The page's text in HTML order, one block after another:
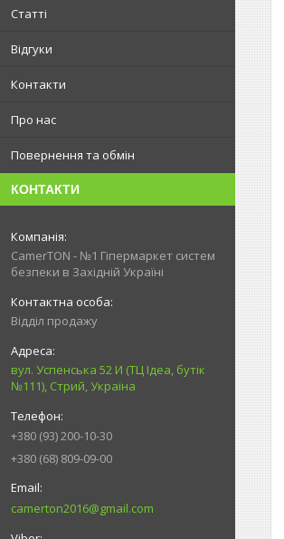
Статті
Відгуки
Контакти
Про нас
Повернення та обмін
КОНТАКТИ
CamerTON - №1 Гіпермаркет систем
безпеки в Західній Україні
Відділ продажу
вул. Успенська 52 И (ТЦ Ідеа, бутік
№111), Стрий, Україна
+380 (93) 200-10-30
+380 (68) 809-09-00
camerton2016@gmail.com